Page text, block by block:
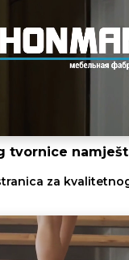
tvornice
za